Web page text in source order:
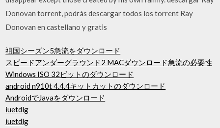
Donovan torrent, podrás descargar todos los torrent Ray
Donovan en castellano y gratis
祖国シーズン5急流をダウンロード
スピードアンダーグラウンド2 MACダウンロード急流の必要性
Windows ISO 32ビットのダウンロード
android n910t 4.4.4キットカットのダウンロード
AndroidでJavaをダウンロード
iuetdlg
iuetdlg